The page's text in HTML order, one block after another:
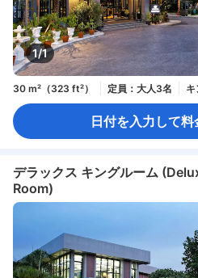
1/1
30 m²（323 ft²） 定員：大人3名
日付を入力して
デラックス キングルーム
Room)